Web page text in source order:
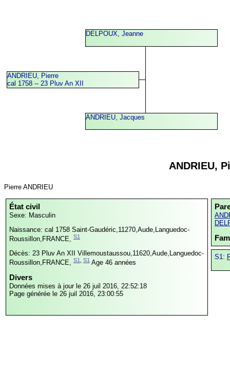
ANDRIEU, Pierre
cal 1758 -- 23 Pluv An XII
DELPOUX, Jeanne
ANDRIEU, Jacques
ANDRIEU,
Pierre ANDRIEU
État civil
Sexe: Masculin
Naissance: cal 1758 Saint-Gaudéric,11270,Aude,Languedoc-
Roussillon,FRANCE, S1
Décès: 23 Pluv An XII Villemoustaussou,11620,Aude,Languedoc-
Roussillon,FRANCE, S1 S1 Age 46 années
Divers
Données mises à jour le 26 juil 2016, 22:52:18
Page générée le 26 juil 2016, 23:00:55
S1: